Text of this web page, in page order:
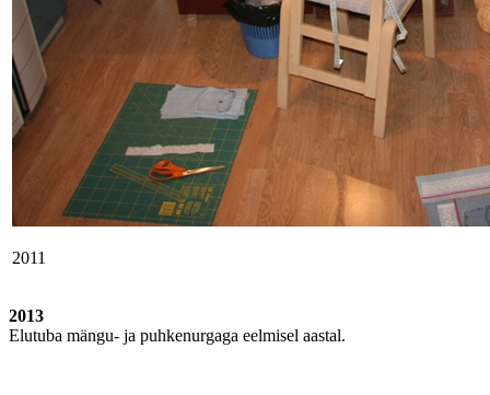
2011
2013
Elutuba mängu- ja puhkenurgaga eelmisel aastal.